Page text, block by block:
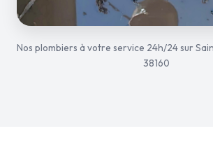
Nos plombiers à votre service 24h/24 sur
38160